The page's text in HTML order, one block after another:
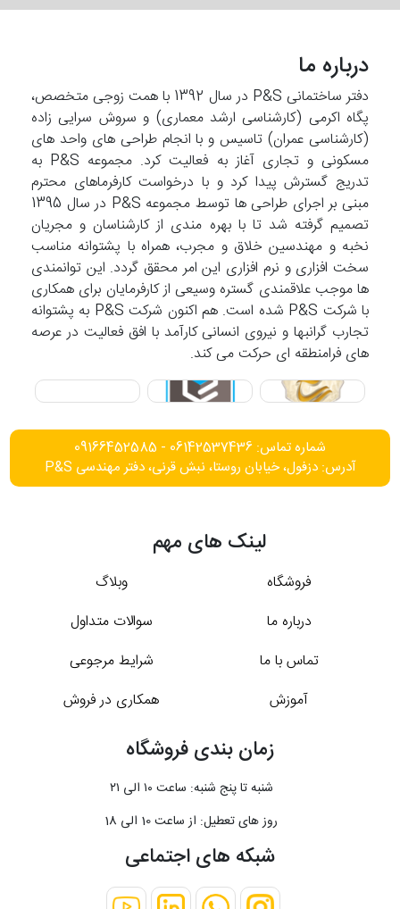
درباره ما
دفتر ساختمانی P&S در سال 1392 با همت زوجی متخصص،
پگاه اکرمی (کارشناسی ارشد معماری) و سروش سرایی زاده
(کارشناسی عمران) تاسیس و با انجام طراحی های واحد های
مسکونی و تجاری آغاز به فعالیت کرد. مجموعه P&S به
تدریج گسترش پیدا کرد و با درخواست کارفرماهای محترم
مبنی بر اجرای طراحی ها توسط مجموعه P&S در سال 1395
تصمیم گرفته شد تا با بهره مندی از کارشناسان و مجریان
نخبه و مهندسین خلاق و مجرب، همراه با پشتوانه مناسب
سخت افزاری و نرم افزاری این امر محقق گردد. این توانمندی
ها موجب علاقمندی گستره وسیعی از کارفرمایان برای همکاری
با شرکت P&S شده است. هم اکنون شرکت P&S به پشتوانه
تجارب گرانبها و نیروی انسانی کارآمد با افق فعالیت در عرصه
های فرامنطقه ای حرکت می کند.
شماره تماس: 06142537436 - 09166452585
آدرس: دزفول، خیابان روستا، نبش قرنی، دفتر مهندسی P&S
لینک های مهم
فروشگاه
وبلاگ
درباره ما
سوالات متداول
تماس با ما
شرایط مرجوعی
آموزش
همکاری در فروش
زمان بندی فروشگاه
شنبه تا پنج شنبه: ساعت ۱۰ الی ۲۱
روز های تعطیل: از ساعت 10 الی 18
شبکه های اجتماعی